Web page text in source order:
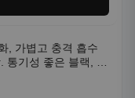
, 가볍고 충격 흡수
통기성 좋은 블랙, 화